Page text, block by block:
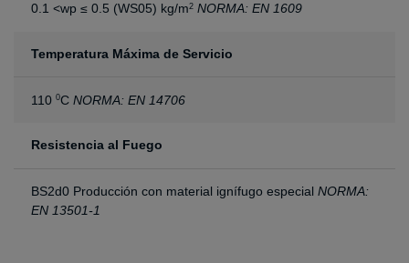
0.1 <wp ≤ 0.5 (WS05) kg/m2 NORMA: EN 1609
Temperatura Máxima de Servicio
1100CNORMA: EN 14706
Resistencia al Fuego
BS2d0 Producción con material ignífugo especialNORMA:
EN 13501-1